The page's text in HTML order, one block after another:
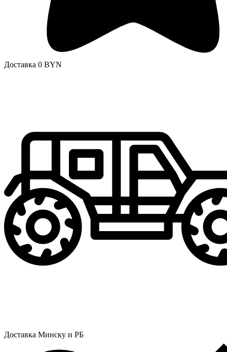
Доставка 0 BYN
Доставка Минску и РБ